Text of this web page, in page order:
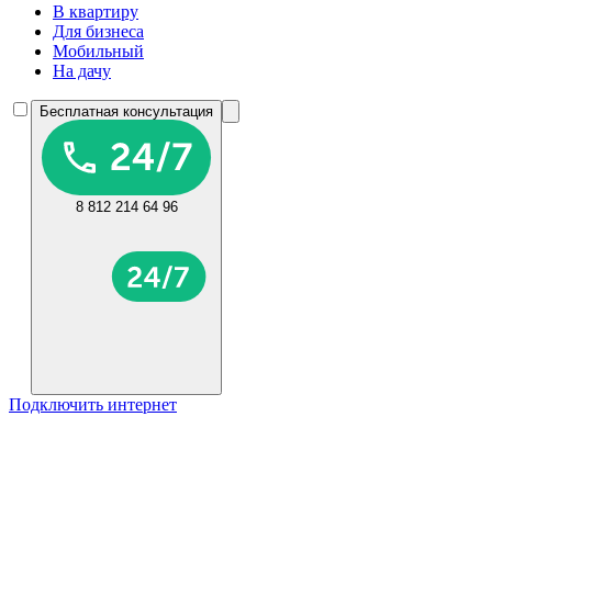
В квартиру
Для бизнеса
Мобильный
На дачу
Бесплатная консультация
8 812 214 64 96
Подключить интернет